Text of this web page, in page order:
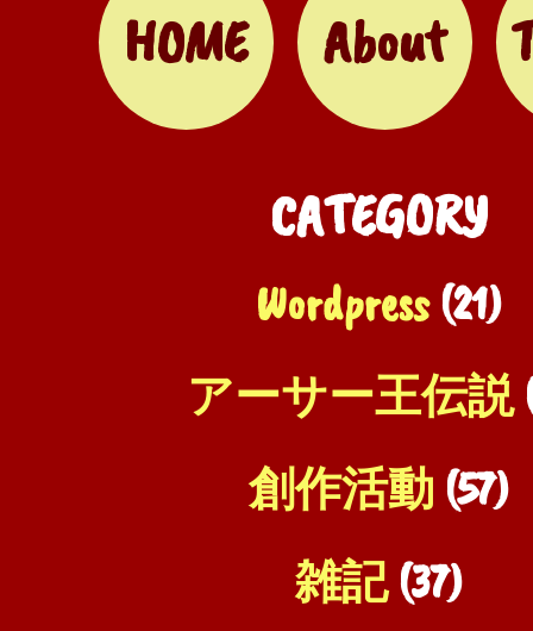
HOME About
CATEGORY
Wordpress(21)
アーサー王伝説
創作活動 (57)
雑記(37)